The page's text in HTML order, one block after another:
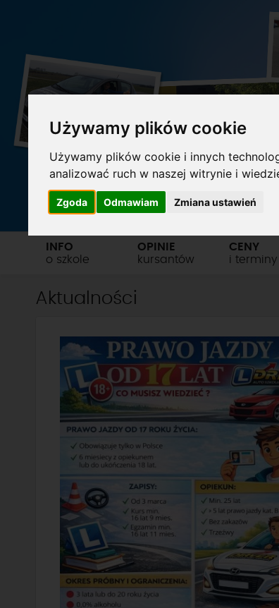
Używamy plików cookie
Używamy plików cookie i innych
analizować ruch w naszej witrynie i
Zgoda Odmawiam Zmiana ustawień
INFO
o szkole
OPINIE
kursantów
CENY
i terminy
Aktualności